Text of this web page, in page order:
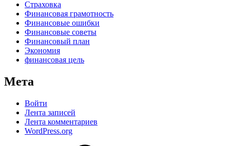
Страховка
Финансовая грамотность
Финансовые ошибки
Финансовые советы
Финансовый план
Экономия
финансовая цель
Мета
Войти
Лента записей
Лента комментариев
WordPress.org